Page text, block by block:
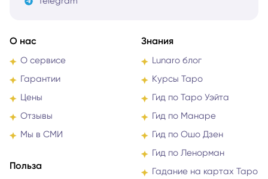
О нас
О сервисе
Гарантии
Цены
Отзывы
Мы в СМИ
Польза
Знания
Lunaro блог
Курсы Таро
Гид по Таро Уэйта
Гид по Манаре
Гид по Ошо Дзен
Гид по Ленорман
Гадание на картах Таро